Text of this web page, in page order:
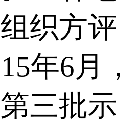
织方评
年6月，
三批示